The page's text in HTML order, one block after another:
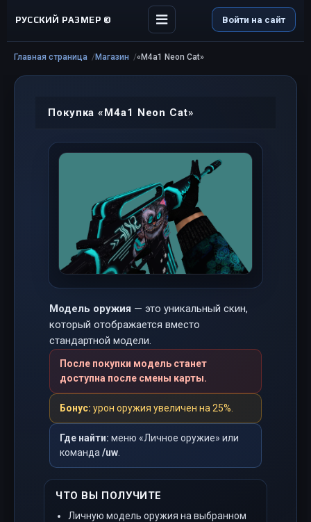
РУССКИЙ РАЗМЕР © Войти на сайт
Главная страница Магазин «M4a1 Neon Cat»
Покупка «M4a1 Neon Cat»
Модель оружия — это уникальный скин,
который отображается вместо
стандартной модели.
После покупки модель станет
доступна после смены карты.
Бонус: урон оружия увеличен на 25%.
Где найти: меню «Личное оружие» или
команда /uw
ЧТО ВЫ ПОЛУЧИТЕ
Личную модель оружия на выбранном